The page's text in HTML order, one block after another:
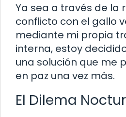
Ya sea a través de la
conflicto con el gallo
mediante mi propia
interna, estoy
una solución que me
en paz una vez más.
El Dilema